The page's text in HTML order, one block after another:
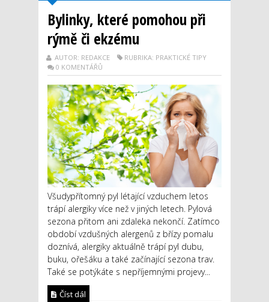
Bylinky, které pomohou při
rýmě či ekzému
AUTOR: REDAKCE
RUBRIKA: PRAKTICKÉ TIPY
0 KOMENTÁŘŮ
Všudypřítomný pyl létající vzduchem letos
trápí alergiky více než v jiných letech. Pylová
sezona přitom ani zdaleka nekončí. Zatímco
období vzdušných alergenů z břízy pomalu
doznívá, alergiky aktuálně trápí pyl dubu,
buku, ořešáku a také začínající sezona trav.
Také se potýkáte s nepříjemnými projevy...
Číst dál